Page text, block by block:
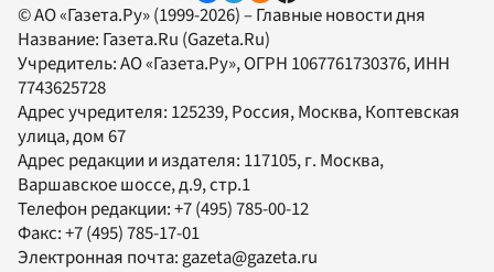
© АО «Газета.Ру» (1999-2026) – Главные новости дня
Название: Газета.Ru (Gazeta.Ru)
Учредитель:АО «Газета.Ру», ОГРН 1067761730376, ИНН
7743625728
Адрес учредителя: 125239, Россия, Москва, Коптевская
улица, дом 67
Адрес редакции и издателя: 117105, г. Москва,
Варшавское шоссе, д.9, стр.1
Телефон редакции:+7 (495) 785-00-12
Факс:+7 (495) 785-17-01
Электронная почта: gazeta@gazeta.ru